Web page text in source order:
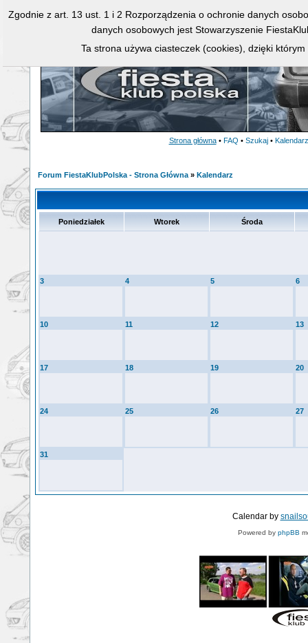
Strona główna • FAQ • Szukaj • Kalendarz
Forum FiestaKlubPolska - Strona Główna » Kalendarz
Poniedziałek Wtorek Środa
3 4 5 6
10 11 12 13
17 18 19 20
24 25 26 27
31
Calendar by
Powered by phpBB
Zgodnie z art. 13 ust. 1 i 2 Rozporządzenia o ochronie danych
danych osobowych jest Stowarzyszenie
Ta strona używa ciasteczek (cookies), dzięki